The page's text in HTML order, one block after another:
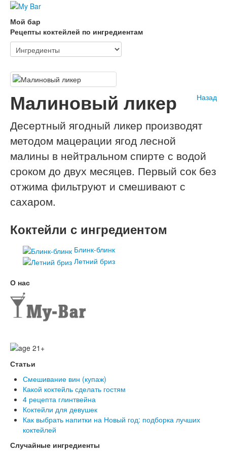
Мой бар
Рецепты коктейлей по ингредиентам
Назад
Малиновый ликер
Десертный ягодный ликер производят
методом мацерации ягод лесной
малины в нейтральном спирте с водой
сроком до двух месяцев. Первый сок без
отжима фильтруют и смешивают с
сахаром.
Коктейли с ингредиентом
Блинк-блинк
Летний бриз
О нас
Статьи
Смешивание вин (купаж)
Какой коктейль сделать гостям
4 рецепта глинтвейна
Коктейли для девушек
Как выбрать напитки на Новый год: подборка лучших
коктейлей
Случайные ингредиенты